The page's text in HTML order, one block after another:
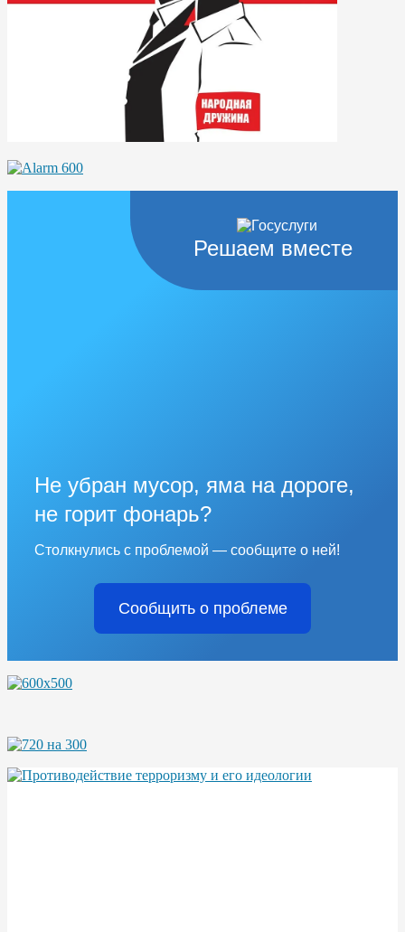
Решаем вместе
Не убран мусор, яма на дороге,
не горит фонарь?
Столкнулись с проблемой — сообщите о ней!
Сообщить о проблеме